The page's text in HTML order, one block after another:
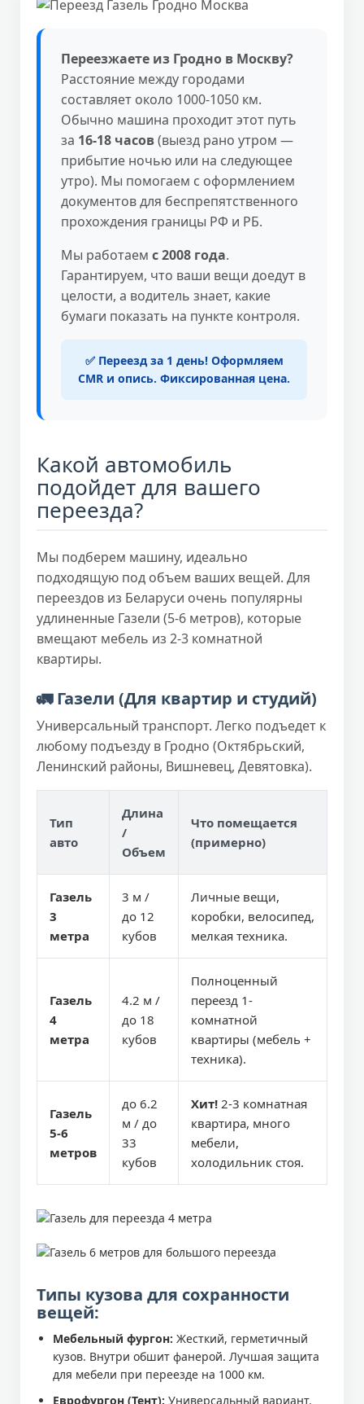
Переезжаете из Гродно в Москву?
Расстояние между городами
составляет около 1000-1050 км.
Обычно машина проходит этот путь
за 16-18 часов(выезд рано утром —
прибытие ночью или на следующее
утро). Мы помогаем с оформлением
документов для беспрепятственного
прохождения границы РФ и РБ.
Мы работаем с 2008 года.
Гарантируем, что ваши вещи доедут в
целости, а водитель знает, какие
бумаги показать на пункте контроля.
✅ Переезд за 1 день! Оформляем
CMR и опись. Фиксированная цена.
Какой автомобиль
подойдет для вашего
переезда?
Мы подберем машину, идеально
подходящую под объем ваших вещей. Для
переездов из Беларуси очень популярны
удлиненные Газели (5-6 метров), которые
вмещают мебель из 2-3 комнатной
квартиры.
🚛 Газели (Для квартир и студий)
Универсальный транспорт. Легко подъедет к
любому подъезду в Гродно (Октябрьский,
Ленинский районы, Вишневец, Девятовка).
Тип
авто
Длина
/
Объем
Что помещается
(примерно)
Газель
3
метра
3 м /
до 12
кубов
Личные вещи,
коробки, велосипед,
мелкая техника.
Газель
4
метра
4.2 м /
до 18
кубов
Полноценный
переезд 1-
комнатной
квартиры (мебель +
техника).
Газель
5-6
метров
до 6.2
м / до
33
кубов
Хит! 2-3 комнатная
квартира, много
мебели,
холодильник стоя.
Типы кузова для сохранности
вещей:
Мебельный фургон: Жесткий, герметичный
кузов. Внутри обшит фанерой. Лучшая защита
для мебели при переезде на 1000 км.
Еврофургон (Тент): Универсальный вариант.